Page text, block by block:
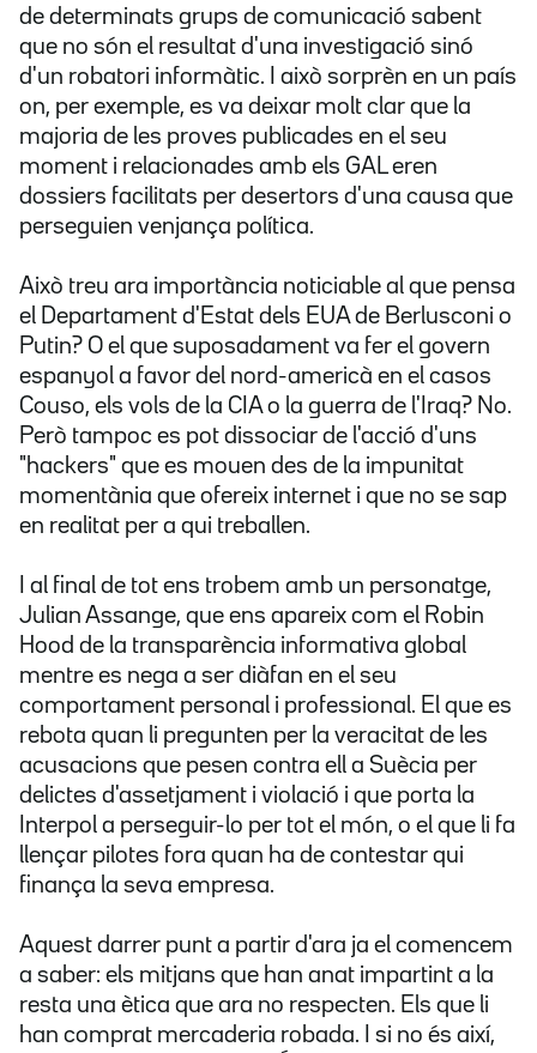
de determinats grups de comunicació sabent
que no són el resultat d'una investigació sinó
d'un robatori informàtic. I això sorprèn en un país
on, per exemple, es va deixar molt clar que la
majoria de les proves publicades en el seu
moment i relacionades amb els GAL eren
dossiers facilitats per desertors d'una causa que
perseguien venjança política.
Això treu ara importància noticiable al que pensa
el Departament d'Estat dels EUA de Berlusconi o
Putin? O el que suposadament va fer el govern
espanyol a favor del nord-americà en el casos
Couso, els vols de la CIA o la guerra de l'Iraq? No.
Però tampoc es pot dissociar de l'acció d'uns
"hackers" que es mouen des de la impunitat
momentània que ofereix internet i que no se sap
en realitat per a qui treballen.
I al final de tot ens trobem amb un personatge,
Julian Assange, que ens apareix com el Robin
Hood de la transparència informativa global
mentre es nega a ser diàfan en el seu
comportament personal i professional. El que es
rebota quan li pregunten per la veracitat de les
acusacions que pesen contra ell a Suècia per
delictes d'assetjament i violació i que porta la
Interpol a perseguir-lo per tot el món, o el que li fa
llençar pilotes fora quan ha de contestar qui
finança la seva empresa.
Aquest darrer punt a partir d'ara ja el comencem
a saber: els mitjans que han anat impartint a la
resta una ètica que ara no respecten. Els que li
han comprat mercaderia robada. I si no és així,